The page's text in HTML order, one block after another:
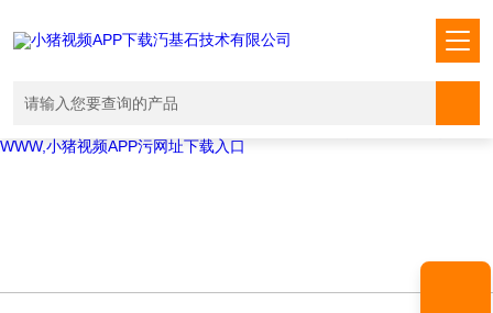
/www/wwwroot/X21X22X26Z2Z5.COM/func.php
file_put_contents(./cachefile_yuan/kmjmcp.com/cache/e5/4083c/
failed to open stream: No such file or directory in
/www/wwwroot/X21X22X26Z2Z5.COM/func.php
小猪视频APP下载汅,小猪视频下载免费观看,小猪视频在线观看成人
WWW,小猪视频APP污网址下载入口